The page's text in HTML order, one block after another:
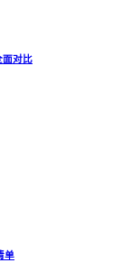
面对比
单